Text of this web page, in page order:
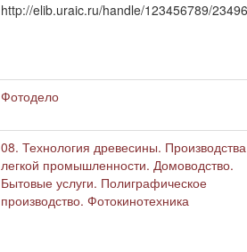
http://elib.uraic.ru/handle/123456789/23496
Фотодело
08. Технология древесины. Производства
легкой промышленности. Домоводство.
Бытовые услуги. Полиграфическое
производство. Фотокинотехника